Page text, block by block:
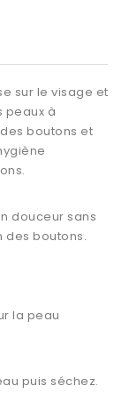
sur le visage et
peaux à
boutons et
douceur sans
des boutons.
la peau
puis séchez.